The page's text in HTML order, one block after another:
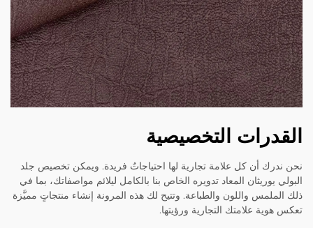
القدرات التخصيصية
نحن ندرك أن كل علامة تجارية لها احتياجاتٌ فريدة. ويمكن تخصيص جلد
البولي يوريثان المعاد تدويره الخاص بنا بالكامل ليلائم مواصفاتك، بما في
ذلك الملمس واللون والطباعة. وتتيح لك هذه المرونة إنشاء منتجاتٍ مميَّزة
تعكس هوية علامتك التجارية ورؤيتها.